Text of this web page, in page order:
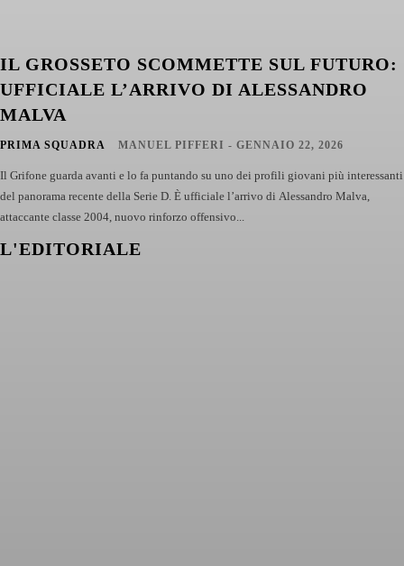
IL GROSSETO SCOMMETTE SUL FUTURO:
UFFICIALE L’ARRIVO DI ALESSANDRO
MALVA
PRIMA SQUADRA MANUEL PIFFERI - GENNAIO 22, 2026
Il Grifone guarda avanti e lo fa puntando su uno dei profili giovani più interessanti
del panorama recente della Serie D. È ufficiale l’arrivo di Alessandro Malva,
attaccante classe 2004, nuovo rinforzo offensivo...
L'EDITORIALE